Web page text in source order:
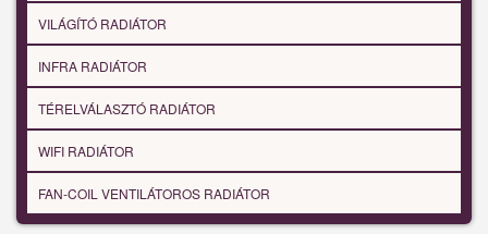
VILÁGÍTÓ RADIÁTOR
INFRA RADIÁTOR
TÉRELVÁLASZTÓ RADIÁTOR
WIFI RADIÁTOR
FAN-COIL VENTILÁTOROS RADIÁTOR